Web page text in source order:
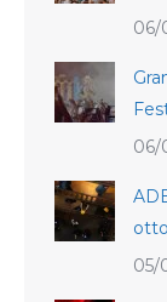
06/
06/
05/